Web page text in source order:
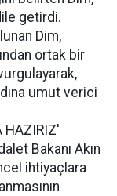
getirdi.
Dim,
ortak bir
umut verici
HAZIRIZ'
Bakanı Akın
ihtiyaçlara